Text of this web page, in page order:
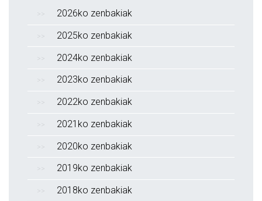
2026ko zenbakiak
2025ko zenbakiak
2024ko zenbakiak
2023ko zenbakiak
2022ko zenbakiak
2021ko zenbakiak
2020ko zenbakiak
2019ko zenbakiak
2018ko zenbakiak